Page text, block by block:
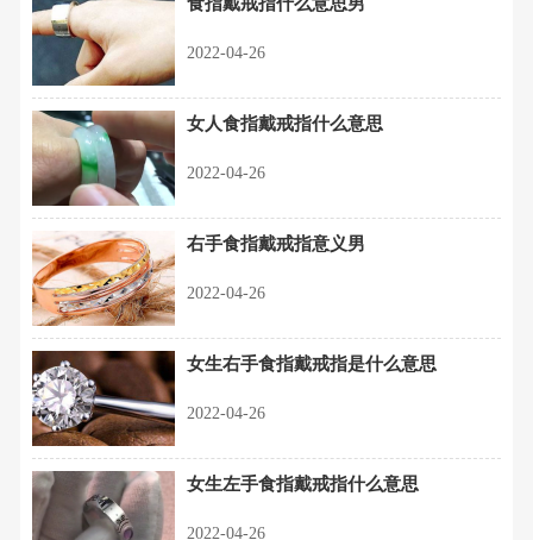
2022-04-26
女人食指戴戒指什么意思
2022-04-26
右手食指戴戒指意义男
2022-04-26
女生右手食指戴戒指是什么意思
2022-04-26
女生左手食指戴戒指什么意思
2022-04-26